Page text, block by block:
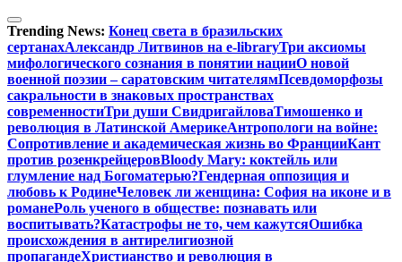
Перейти
к
содержимому
Trending News: Конец света в бразильских
сертанахАлександр Литвинов на e-libraryТри аксиомы
мифологического сознания в понятии нацииО новой
военной поэзии – саратовским читателямПсевдоморфозы
сакральности в знаковых пространствах
современностиТри души СвидригайловаТимошенко и
революция в Латинской АмерикеАнтропологи на войне:
Сопротивление и академическая жизнь во ФранцииКант
против розенкрейцеровBloody Mary: коктейль или
глумление над Богоматерью?Гендерная оппозиция и
любовь к РодинеЧеловек ли женщина: София на иконе и в
романеРоль ученого в обществе: познавать или
воспитывать?Катастрофы не то, чем кажутсяОшибка
происхождения в антирелигиозной
пропагандеХристианство и революция в